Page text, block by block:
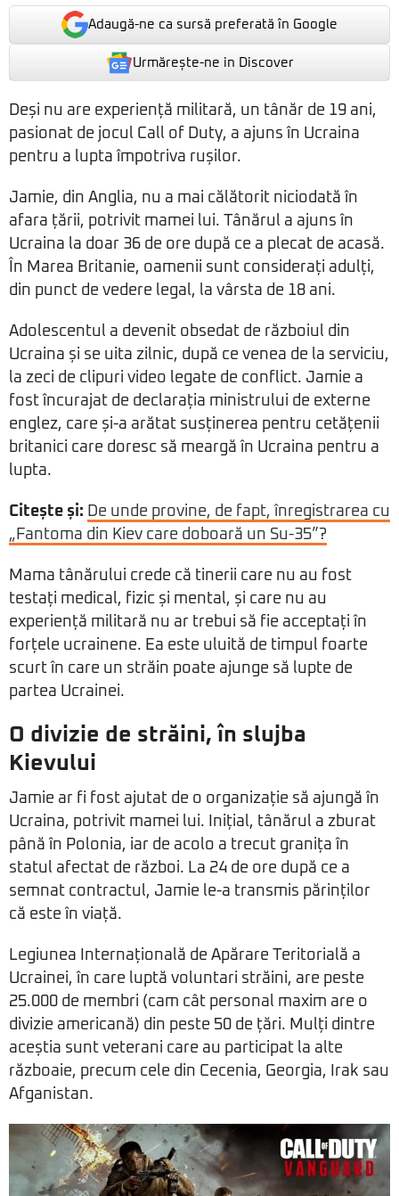
Adaugă-ne ca sursă preferată în Google
Urmărește-ne in Discover
Deși nu are experiență militară, un tânăr de 19 ani,
pasionat de jocul Call of Duty, a ajuns în Ucraina
pentru a lupta împotriva rușilor.
Jamie, din Anglia, nu a mai călătorit niciodată în
afara țării, potrivit mamei lui. Tânărul a ajuns în
Ucraina la doar 36 de ore după ce a plecat de acasă.
În Marea Britanie, oamenii sunt considerați adulți,
din punct de vedere legal, la vârsta de 18 ani.
Adolescentul a devenit obsedat de războiul din
Ucraina și se uita zilnic, după ce venea de la serviciu,
la zeci de clipuri video legate de conflict. Jamie a
fost încurajat de declarația ministrului de externe
englez, care și-a arătat susținerea pentru cetățenii
britanici care doresc să meargă în Ucraina pentru a
lupta.
Citește și: De unde provine, de fapt, înregistrarea cu
„Fantoma din Kiev care doboară un Su-35”?
Mama tânărului crede că tinerii care nu au fost
testați medical, fizic și mental, și care nu au
experiență militară nu ar trebui să fie acceptați în
forțele ucrainene. Ea este uluită de timpul foarte
scurt în care un străin poate ajunge să lupte de
partea Ucrainei.
O divizie de străini, în slujba
Kievului
Jamie ar fi fost ajutat de o organizație să ajungă în
Ucraina, potrivit mamei lui. Inițial, tânărul a zburat
până în Polonia, iar de acolo a trecut granița în
statul afectat de război. La 24 de ore după ce a
semnat contractul, Jamie le-a transmis părinților
că este în viață.
Legiunea Internațională de Apărare Teritorială a
Ucrainei, în care luptă voluntari străini, are peste
25.000 de membri (cam cât personal maxim are o
divizie americană) din peste 50 de țări. Mulți dintre
aceștia sunt veterani care au participat la alte
războaie, precum cele din Cecenia, Georgia, Irak sau
Afganistan.